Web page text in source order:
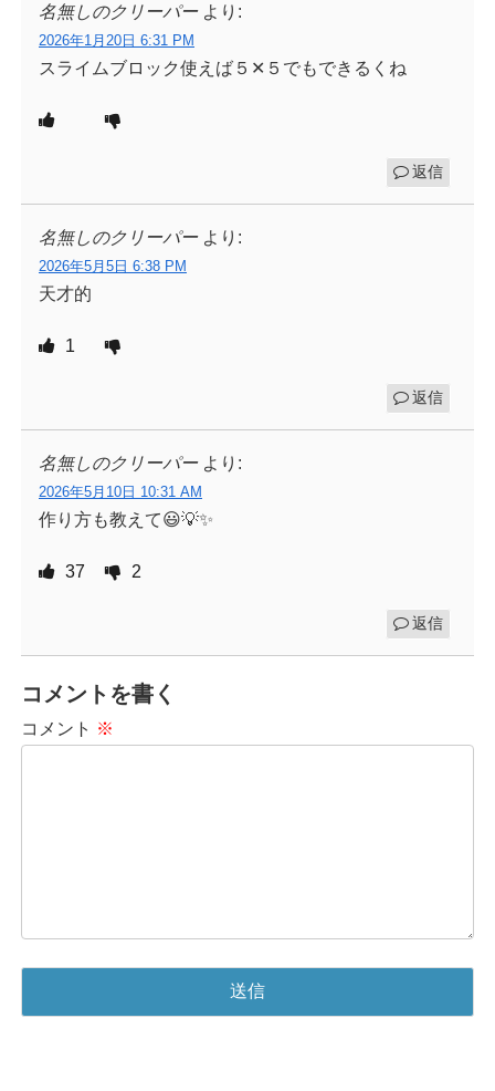
名無しのクリーパー より:
2026年1月20日 6:31 PM
スライムブロック使えば５✕５でもできるくね
返信
名無しのクリーパー より:
2026年5月5日 6:38 PM
天才的
1
返信
名無しのクリーパー より:
2026年5月10日 10:31 AM
作り方も教えて😃💡✨
37 2
返信
コメントを書く
コメント ※